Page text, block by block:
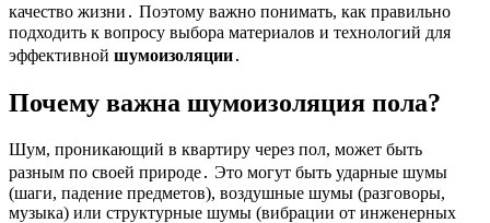
качество жизни․ Поэтому важно понимать, как правильно
подходить к вопросу выбора материалов и технологий для
эффективной шумоизоляции․
Почему важна шумоизоляция пола?
Шум, проникающий в квартиру через пол, может быть
разным по своей природе․ Это могут быть ударные шумы
(шаги, падение предметов), воздушные шумы (разговоры,
музыка) или структурные шумы (вибрации от инженерных